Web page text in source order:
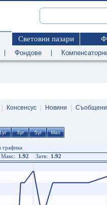
Световни пазари
Фондове
Консенсус Новини
Макс: 1.92 Затв: 1.92